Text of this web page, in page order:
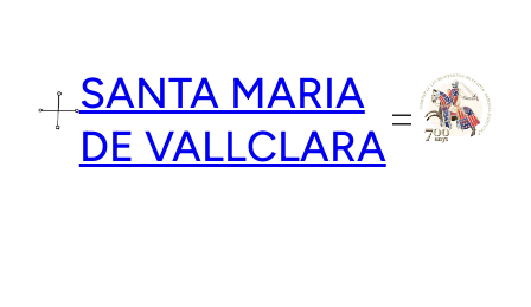
contingutSANTA MARIA
DE VALLCLARA